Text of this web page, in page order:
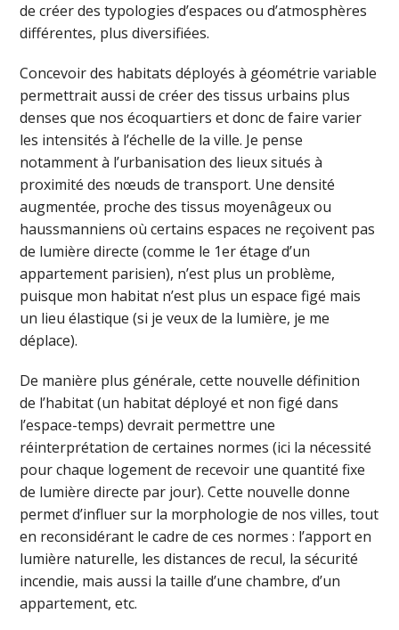
de créer des typologies d’espaces ou d’atmosphères
différentes, plus diversifiées.
Concevoir des habitats déployés à géométrie variable
permettrait aussi de créer des tissus urbains plus
denses que nos écoquartiers et donc de faire varier
les intensités à l’échelle de la ville. Je pense
notamment à l’urbanisation des lieux situés à
proximité des nœuds de transport. Une densité
augmentée, proche des tissus moyenâgeux ou
haussmanniens où certains espaces ne reçoivent pas
de lumière directe (comme le 1er étage d’un
appartement parisien), n’est plus un problème,
puisque mon habitat n’est plus un espace figé mais
un lieu élastique (si je veux de la lumière, je me
déplace).
De manière plus générale, cette nouvelle définition
de l’habitat (un habitat déployé et non figé dans
l’espace-temps) devrait permettre une
réinterprétation de certaines normes (ici la nécessité
pour chaque logement de recevoir une quantité fixe
de lumière directe par jour). Cette nouvelle donne
permet d’influer sur la morphologie de nos villes, tout
en reconsidérant le cadre de ces normes : l’apport en
lumière naturelle, les distances de recul, la sécurité
incendie, mais aussi la taille d’une chambre, d’un
appartement, etc.